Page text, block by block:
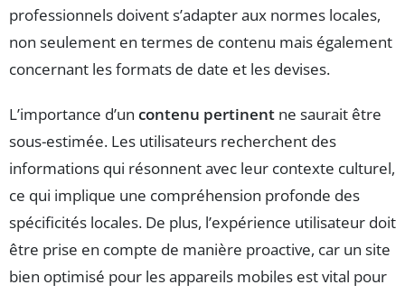
professionnels doivent s’adapter aux normes locales,
non seulement en termes de contenu mais également
concernant les formats de date et les devises.
L’importance d’un contenu pertinent ne saurait être
sous-estimée. Les utilisateurs recherchent des
informations qui résonnent avec leur contexte culturel,
ce qui implique une compréhension profonde des
spécificités locales. De plus, l’expérience utilisateur doit
être prise en compte de manière proactive, car un site
bien optimisé pour les appareils mobiles est vital pour